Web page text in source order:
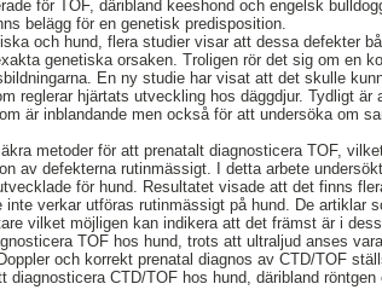
för TOF, däribland keeshond och engelsk
belägg för en genetisk predisposition.
och hund, flera studier visar att dessa defekter
genetiska orsaken. Troligen rör det sig om en
En ny studie har visat att det skulle
reglerar hjärtats utveckling hos däggdjur. Tydligt
är inblandande men också för att undersöka om
metoder för att prenatalt diagnosticera TOF,
av defekterna rutinmässigt. I detta arbete
för hund. Resultatet visade att det finns
verkar utföras rutinmässigt på hund. De artiklar
vilket möjligen kan indikera att det främst är i
TOF hos hund, trots att ultraljud anses
och korrekt prenatal diagnos av CTD/TOF
diagnosticera CTD/TOF hos hund, däribland